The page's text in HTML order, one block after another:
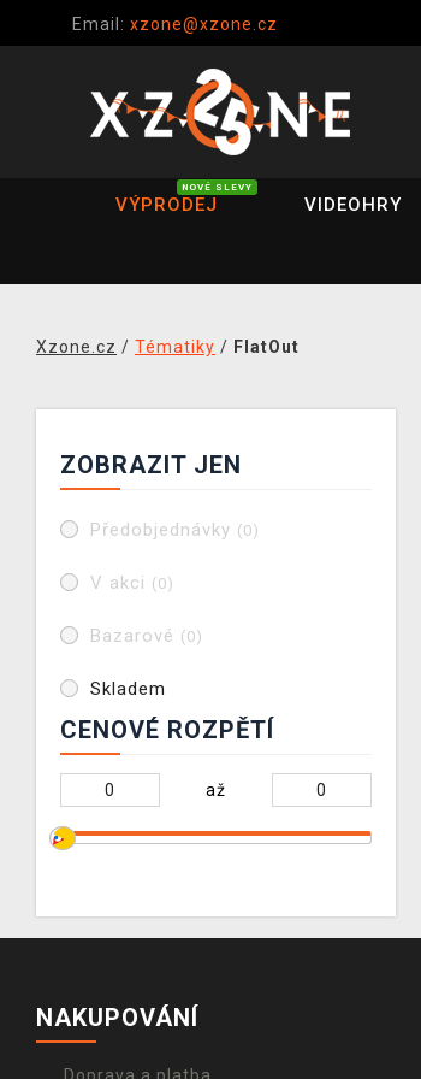
Email: xzone@xzone.cz
VÝPRODEJ
NOVÉ SLEVY
VIDEOHRY
Xzone.cz / Tématiky / FlatOut
ZOBRAZIT JEN
Předobjednávky (0)
V akci (0)
Bazarové (0)
Skladem
CENOVÉ ROZPĚTÍ
až
NAKUPOVÁNÍ